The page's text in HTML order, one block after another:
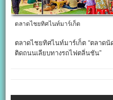
ตลาดไชยทิศไนท์มาร์เก็ต
ตลาดไชยทิศไนท์มาร์เก็ต “ตลาด
ติดถนนเลียบทางรถไฟตลิ่นชัน”